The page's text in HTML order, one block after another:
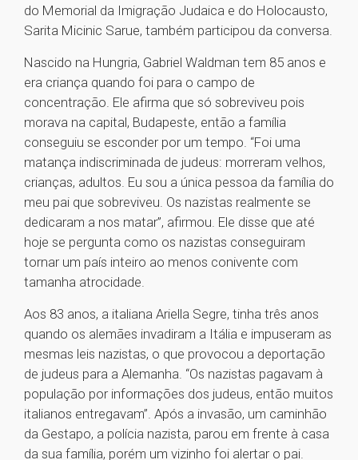
do Memorial da Imigração Judaica e do Holocausto,
Sarita Micinic Sarue, também participou da conversa.
Nascido na Hungria, Gabriel Waldman tem 85 anos e
era criança quando foi para o campo de
concentração. Ele afirma que só sobreviveu pois
morava na capital, Budapeste, então a família
conseguiu se esconder por um tempo. “Foi uma
matança indiscriminada de judeus: morreram velhos,
crianças, adultos. Eu sou a única pessoa da família do
meu pai que sobreviveu. Os nazistas realmente se
dedicaram a nos matar”, afirmou. Ele disse que até
hoje se pergunta como os nazistas conseguiram
tornar um país inteiro ao menos conivente com
tamanha atrocidade.
Aos 83 anos, a italiana Ariella Segre, tinha três anos
quando os alemães invadiram a Itália e impuseram as
mesmas leis nazistas, o que provocou a deportação
de judeus para a Alemanha. “Os nazistas pagavam à
população por informações dos judeus, então muitos
italianos entregavam”. Após a invasão, um caminhão
da Gestapo, a polícia nazista, parou em frente à casa
da sua família, porém um vizinho foi alertar o pai.